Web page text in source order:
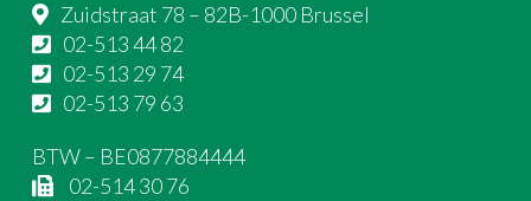
Zuidstraat 78 – 82B-1000 Brussel
02-513 44 82
02-513 29 74
02-513 79 63
BTW – BE0877884444
02-514 30 76